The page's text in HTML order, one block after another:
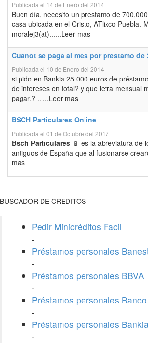
Publicada el 14 de Enero del 2014
Buen día, necesito un prestamo de
casa ubicada en el Cristo, ATlixco Puebla.
moralej3(at)......Leer mas
Cuanot se paga al mes por prestamo de
Publicada el 10 de Enero del 2014
si pido en Bankia 25.000 euros de
de intereses en total? y que letra mensual
pagar.? ......Leer mas
BSCH Particulares Online
Publicada el 01 de Octubre del 2017
Bsch Particulares 📱 es la abreviatura de
antiguos de España que al fusionarse
mas
BUSCADOR DE CREDITOS
Pedir Minicréditos Facil
-
Préstamos personales
-
Préstamos personales BBVA
-
Préstamos personales
-
Préstamos personales Bankia
-